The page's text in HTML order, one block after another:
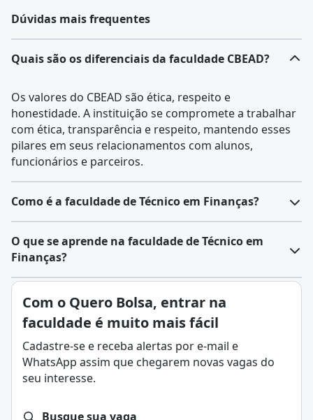
Dúvidas mais frequentes
Quais são os diferenciais da faculdade CBEAD?
Os valores do CBEAD são ética, respeito e
honestidade. A instituição se compromete a trabalhar
com ética, transparência e respeito, mantendo esses
pilares em seus relacionamentos com alunos,
funcionários e parceiros.
Como é a faculdade de Técnico em Finanças?
O curso técnico em Finanças promove uma
compreensão sólida dos princípios financeiros e
introdução às finanças até tópicos avançados em
gestão financeira. A grade curricular inclui matérias
comoContabilidadeGeral, Análise de Demonstrativos
Planejamento e Controle Orçamentário, e Mercados
Financeiros e de Capitais.
Além das disciplinas teóricas, o curso enfatiza a
estudos de caso, simulações e projetos. Os alunos
O que se aprende na faculdade de Técnico em
Finanças?
O curso técnico em Finanças
é uma formação que
prepara profissionais para atuar em diferentes áreas
do mercado financeiro, desempenhando funções de
gestão. O programa combina conhecimentos teóricos
com habilidades práticas, estimulando competências
para a condução de operações financeiras e
Ao decorrer do período acadêmico, os alunos têm a
Com o Quero Bolsa, entrar na
faculdade é muito mais fácil
Cadastre-se e receba alertas por e-mail e
WhatsApp assim que chegarem novas vagas do
seu interesse.
Busque sua vaga